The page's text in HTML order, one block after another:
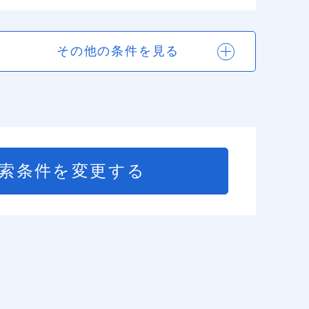
その他の条件を見る
条件を変更する